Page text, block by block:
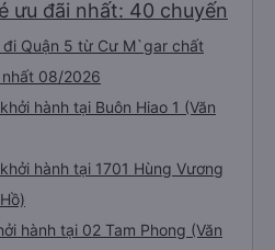
ưu đãi nhất: 40 chuyến
Quận 5 từ Cư M`gar chất
08/2026
hành tại Buôn Hiao 1 (Văn
hành tại 1701 Hùng Vương
hành tại 02 Tam Phong (Văn